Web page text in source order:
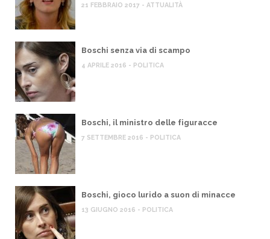
21 FEBBRAIO 2017 - ATTUALITÀ
Boschi senza via di scampo
4 APRILE 2016 - POLITICA
Boschi, il ministro delle figuracce
7 SETTEMBRE 2016 - POLITICA
Boschi, gioco lurido a suon di minacce
13 GIUGNO 2016 - POLITICA